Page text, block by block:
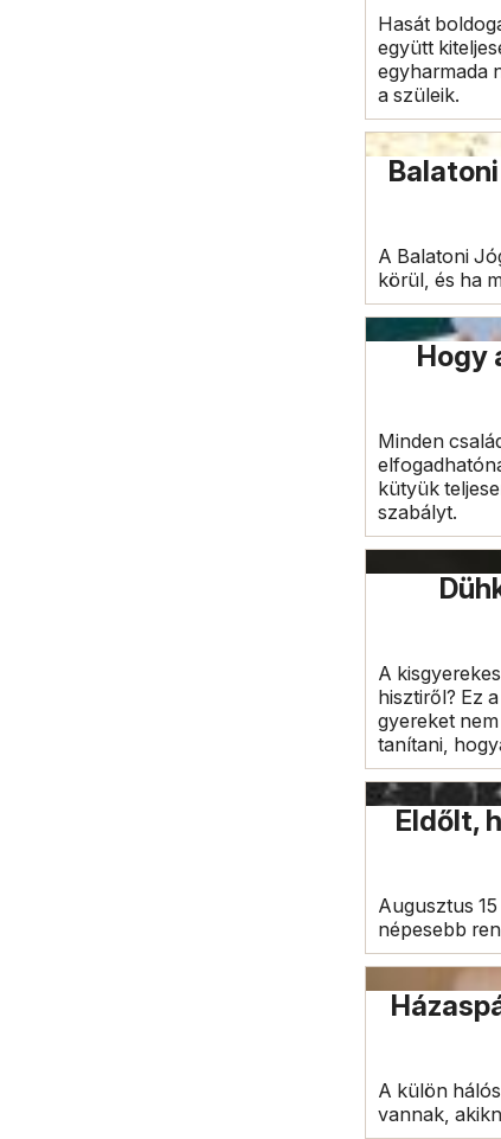
Hasát
együtt
egyharmada
a szüleik.
A Balatoni
körül, és ha
Hogy
Minden
kütyük
szabályt.
A
hisztiről? Ez
gyereket
tanítani,
Eldőlt,
Augusztus
népesebb
A külön
vannak,